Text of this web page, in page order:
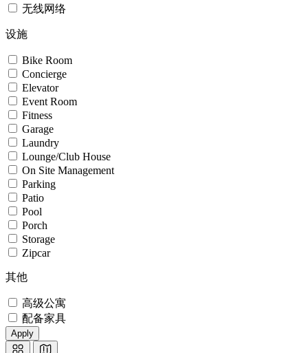
无线网络
设施
Bike Room
Concierge
Elevator
Event Room
Fitness
Garage
Laundry
Lounge/Club House
On Site Management
Parking
Patio
Pool
Porch
Storage
Zipcar
其他
高级公寓
配备家具
Apply